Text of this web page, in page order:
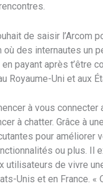
de saisir l’Arcom
des internautes un
payant après t’être
Royaume-Uni et aux
à vous
à chatter. Grâce à
pour améliorer
ou plus. Il
utilisateurs de vivre
Unis et en France.